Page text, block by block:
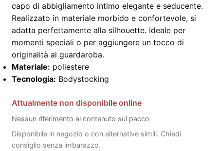
capo di abbigliamento intimo elegante e seducente.
Realizzato in materiale morbido e confortevole, si
adatta perfettamente alla silhouette. Ideale per
momenti speciali o per aggiungere un tocco di
originalità al guardaroba.
Materiale: poliestere
Tecnologia: Bodystocking
Attualmente non disponibile online
Nessun riferimento al contenuto sul pacco
Disponibile in negozio o con alternative simili. Chiedi
consiglio senza imbarazzo.